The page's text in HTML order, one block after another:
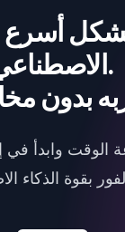
أسرع
الاصطناعي.
الوقت وابدأ في